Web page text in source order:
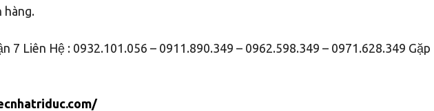
hàng.
7 Liên Hệ : 0932.101.056 – 0911.890.349 – 0962.598.349 – 0971.628.349 Gặp